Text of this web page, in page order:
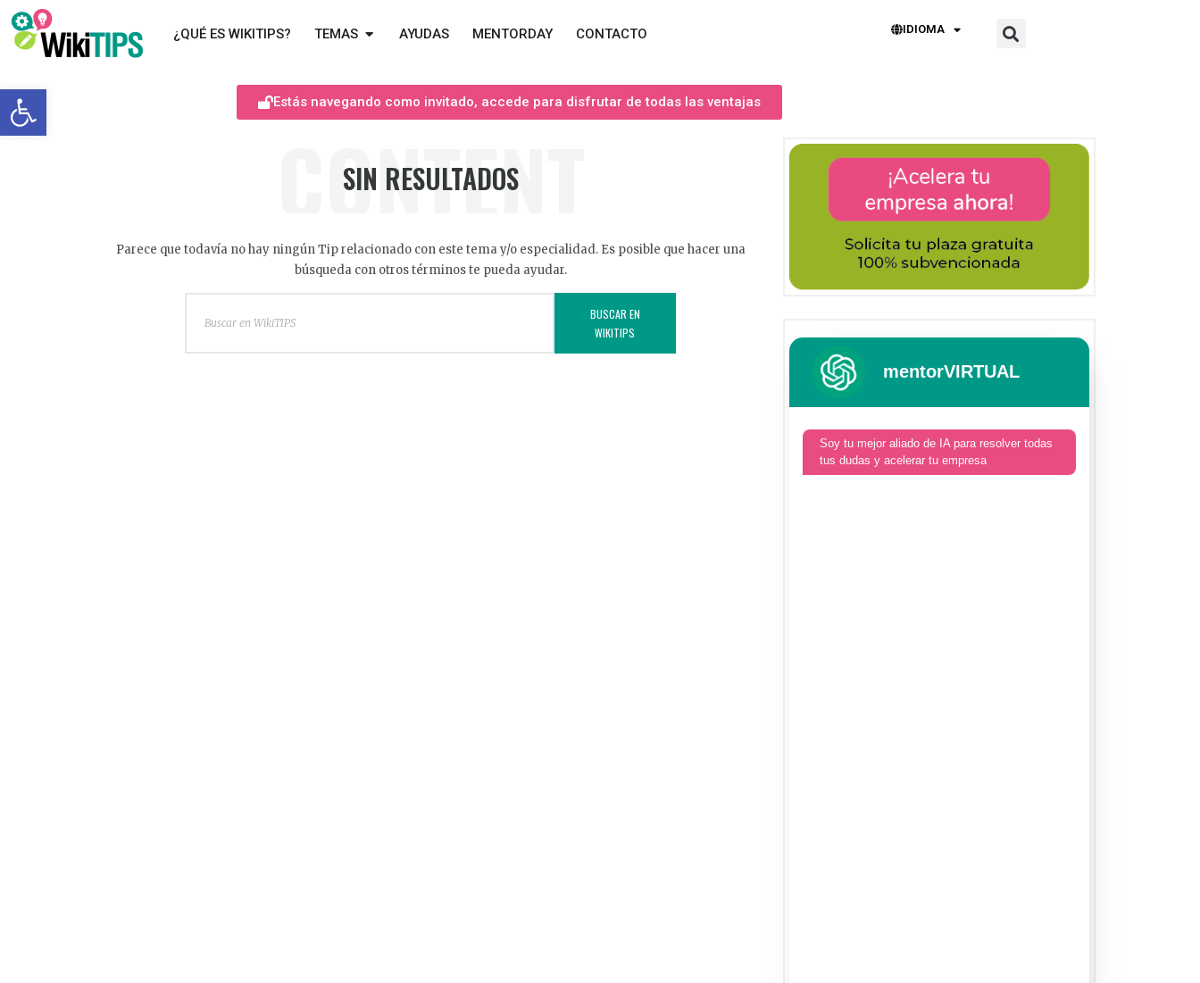
Abrir barra de herramientas
¿QUÉ ES WIKITIPS? TEMAS AYUDAS MENTORDAY CONTACTO IDIOMA
Estás navegando como invitado, accede para disfrutar de todas las ventajas
CONTENT
SIN RESULTADOS
Parece que todavía no hay ningún Tip relacionado con este tema y/o especialidad. Es posible que hacer una
búsqueda con otros términos te pueda ayudar.
BUSCAR EN
WIKITIPS
mentorVIRTUAL
Soy tu mejor aliado de IA para resolver todas
tus dudas y acelerar tu empresa